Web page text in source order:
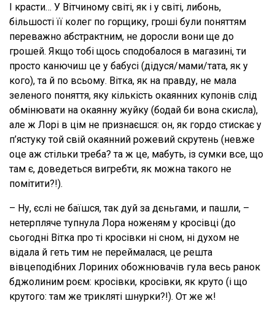
І красти… У Вітчиному світі, як і у світі, либонь,
більшості її колег по горщику, гроші були поняттям
переважно абстрактним, не доросли вони ще до
грошей. Якщо тобі щось сподобалося в магазині, ти
просто канючиш це у бабусі (дідуся/мами/тата, як у
кого), та й по всьому. Вітка, як на правду, не мала
зеленого поняття, яку кількість окаянних купонів слід
обмінювати на окаянну жуйку (бодай би вона скисла),
але ж Лорі в цім не признаєшся: он, як гордо стискає у
п’ястуку той свій окаянний рожевий скрутень (невже
оце аж стільки треба? та ж це, мабуть, із сумки все, що
там є, доведеться вигребти, як можна такого не
помітити?!).
– Ну, єслі не баїшся, так дуй за дєньгами, и пашли, –
нетерпляче тупнула Лора ноженям у кросівці (до
сьогодні Вітка про ті кросівки ні сном, ні духом не
відала й геть тим не переймалася, це решта
вівцеподібних Лориних обожнювачів гула весь ранок
бджолиним роєм: кросівки, кросівки, як круто (і що
крутого: там же трикляті шнурки?!). От же ж!